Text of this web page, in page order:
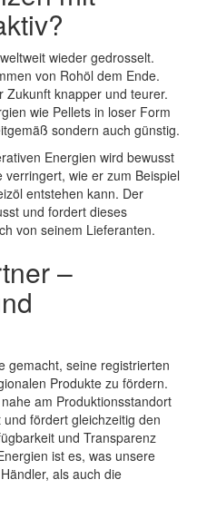
wieder gedrosselt.
von Rohöl dem Ende.
Zukunft knapper und teurer.
wie Pellets in loser Form
sondern auch günstig.
Energien wird bewusst
wie er zum Beispiel
entstehen kann. Der
und fordert dieses
von seinem Lieferanten.
–
gemacht, seine registrierten
Produkte zu fördern.
am Produktionsstandort
fördert gleichzeitig den
und Transparenz
ist es, was unsere
als auch die